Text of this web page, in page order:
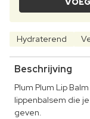
Hydraterend
Beschrijving
Plum Plum Lip
lippenbalsem die
geven.